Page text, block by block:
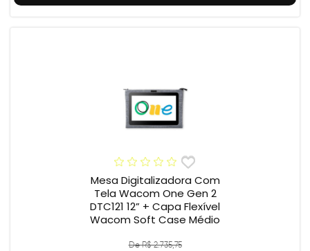
Mesa Digitalizadora Com
Tela Wacom One Gen 2
DTC121 12” + Capa Flexível
Wacom Soft Case Médio
De R$ 2.735,75